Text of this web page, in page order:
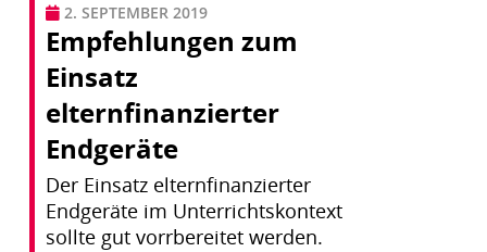
2. SEPTEMBER 2019
Empfehlungen zum
Einsatz
elternfinanzierter
Endgeräte
Der Einsatz elternfinanzierter
Endgeräte im Unterrichtskontext
sollte gut vorrbereitet werden.